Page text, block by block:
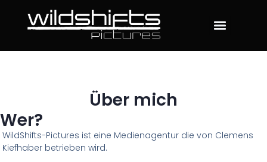
Über mich
Wer?
WildShifts-Pictures ist eine Medienagentur die von Clemens
Kiefhaber betrieben wird.